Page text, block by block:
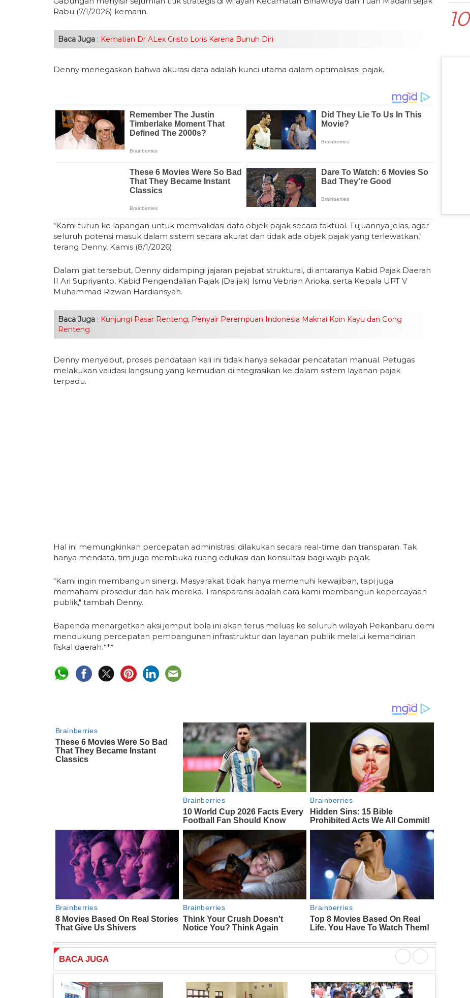
Rabu (7/1/2026) kemarin.
Baca Juga : Kematian Dr ALex Cristo Loris Karena Bunuh Diri
Denny menegaskan bahwa akurasi data adalah kunci utama dalam optimalisasi pajak.
"Kami turun ke lapangan untuk memvalidasi data objek pajak secara faktual. Tujuannya jelas, agar
seluruh potensi masuk dalam sistem secara akurat dan tidak ada objek pajak yang terlewatkan,"
terang Denny, Kamis (8/1/2026).
Dalam giat tersebut, Denny didampingi jajaran pejabat struktural, di antaranya Kabid Pajak Daerah
II Ari Supriyanto, Kabid Pengendalian Pajak (Daljak) Ismu Vebrian Arioka, serta Kepala UPT V
Muhammad Rizwan Hardiansyah.
Baca Juga : Kunjungi Pasar Renteng, Penyair Perempuan Indonesia Maknai Koin Kayu dan Gong
Renteng
Denny menyebut, proses pendataan kali ini tidak hanya sekadar pencatatan manual. Petugas
melakukan validasi langsung yang kemudian diintegrasikan ke dalam sistem layanan pajak
terpadu.
Hal ini memungkinkan percepatan administrasi dilakukan secara real-time dan transparan. Tak
hanya mendata, tim juga membuka ruang edukasi dan konsultasi bagi wajib pajak.
"Kami ingin membangun sinergi. Masyarakat tidak hanya memenuhi kewajiban, tapi juga
memahami prosedur dan hak mereka. Transparansi adalah cara kami membangun kepercayaan
publik," tambah Denny.
Bapenda menargetkan aksi jemput bola ini akan terus meluas ke seluruh wilayah Pekanbaru demi
mendukung percepatan pembangunan infrastruktur dan layanan publik melalui kemandirian
fiskal daerah.***
BACA JUGA
10